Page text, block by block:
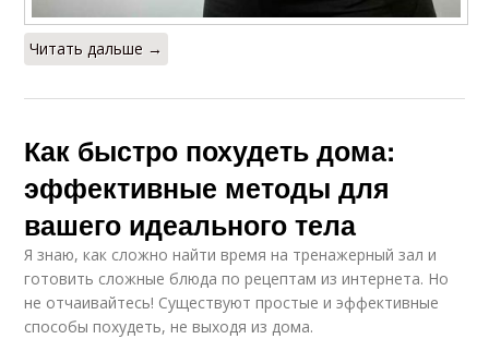
Читать дальше →
Как быстро похудеть дома:
эффективные методы для
вашего идеального тела
Я знаю, как сложно найти время на тренажерный зал и
готовить сложные блюда по рецептам из интернета. Но
не отчаивайтесь! Существуют простые и эффективные
способы похудеть, не выходя из дома.